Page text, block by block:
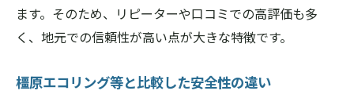
ます。そのため、リピーターや口コミでの高評価も多
く、地元での信頼性が高い点が大きな特徴です。
橿原エコリング等と比較した安全性の違い